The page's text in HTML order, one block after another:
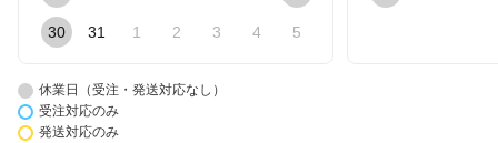
30 31 1 2 3 4 5
休業日（受注・発送対応なし）
受注対応のみ
発送対応のみ